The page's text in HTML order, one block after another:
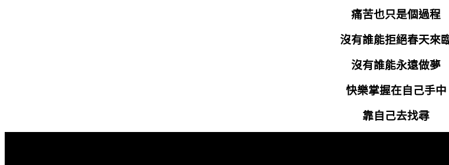
痛苦也只是個過程
沒有誰能拒絕春天來
沒有誰能永遠做夢
快樂掌握在自己手中
靠自己去找尋